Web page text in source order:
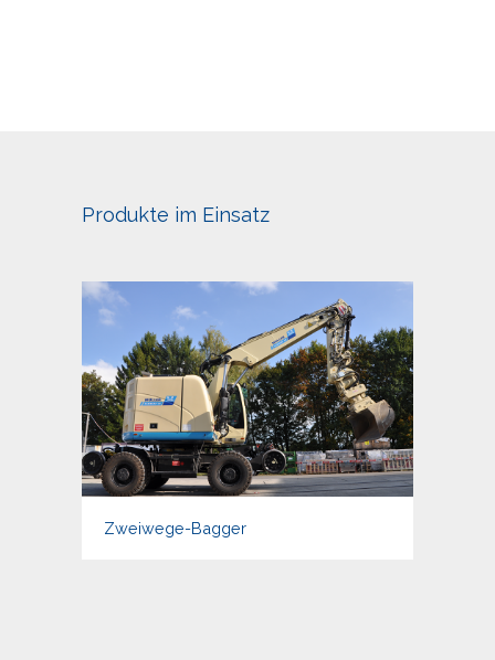
Produkte im Einsatz
Zweiwege-Bagger